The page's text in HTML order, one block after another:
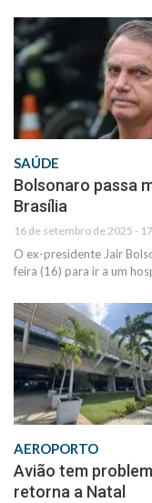
SAÚDE
Bolsonaro passa
Brasília
16 de setembro de 2025 -
O ex-presidente Jair
feira (16) para ir a um
AEROPORTO
Avião tem
retorna a Natal